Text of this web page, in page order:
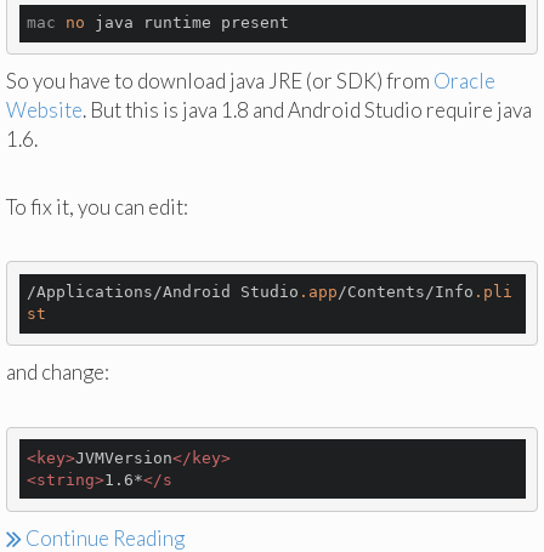
mac no
So you have to download java JRE (or SDK) from Oracle
Website. But this is java 1.8 and Android Studio require java
1.6.
To fix it, you can edit:
/Applications/Android Studio .app/Contents/Info .pli
st
and change:
<key>JVMVersion</ key>
<string>1.6*</s
Continue Reading